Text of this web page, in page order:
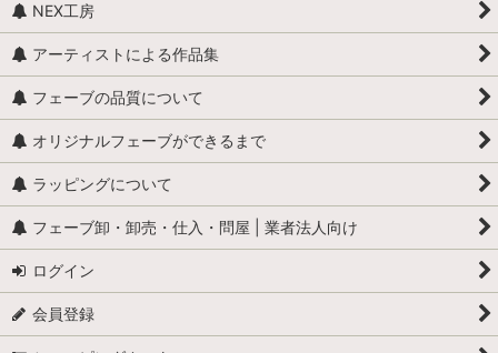
バッグ・アクセサリー・腕時計
NEX工房
アーティストによる作品集
フェーブの品質について
オリジナルフェーブができるまで
ラッピングについて
フェーブ卸・卸売・仕入・問屋 | 業者法人向け
ログイン
会員登録